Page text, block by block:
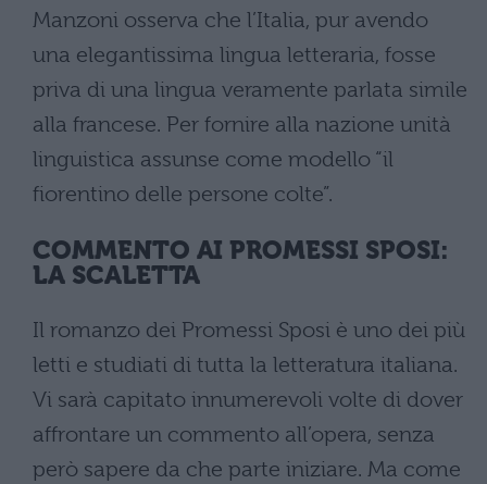
Manzoni osserva che l’Italia, pur avendo
una elegantissima lingua letteraria, fosse
priva di una lingua veramente parlata simile
alla francese. Per fornire alla nazione unità
linguistica assunse come modello “il
fiorentino delle persone colte”.
COMMENTO AI PROMESSI SPOSI:
LA SCALETTA
Il romanzo dei Promessi Sposi è uno dei più
letti e studiati di tutta la letteratura italiana.
Vi sarà capitato innumerevoli volte di dover
affrontare un commento all’opera, senza
però sapere da che parte iniziare. Ma come